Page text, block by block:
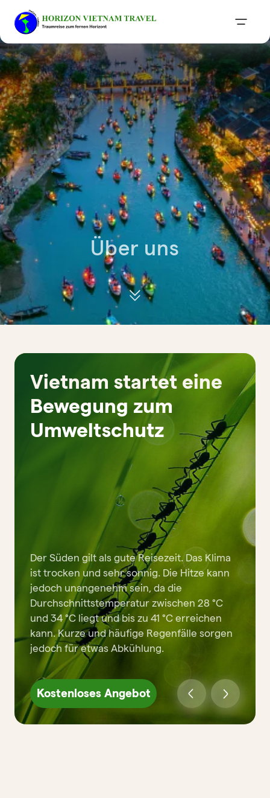
Über uns
Vietnam startet eine
Bewegung zum
Umweltschutz
Der Süden gilt als gute Reisezeit. Das Klima
ist trocken und sehr sonnig. Die Hitze kann
jedoch unangenehm sein, da die
Durchschnittstemperatur zwischen 28 °C
und 34 °C liegt und bis zu 41 °C erreichen
kann. Kurze und häufige Regenfälle sorgen
jedoch für etwas Abkühlung.
Kostenloses Angebot